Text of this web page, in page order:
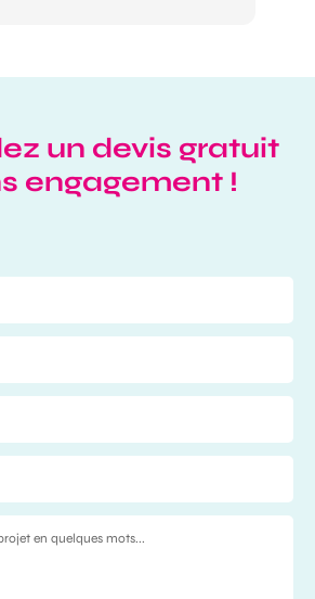
un devis gratuit
engagement !